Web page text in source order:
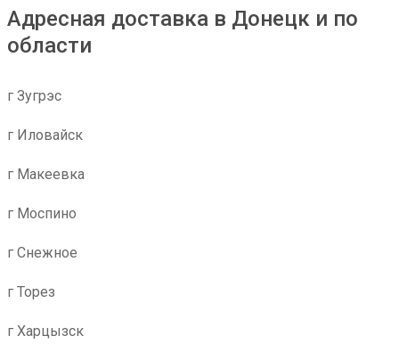
Адресная доставка в Донецк и по
области
г Зугрэс
г Иловайск
г Макеевка
г Моспино
г Снежное
г Торез
г Харцызск